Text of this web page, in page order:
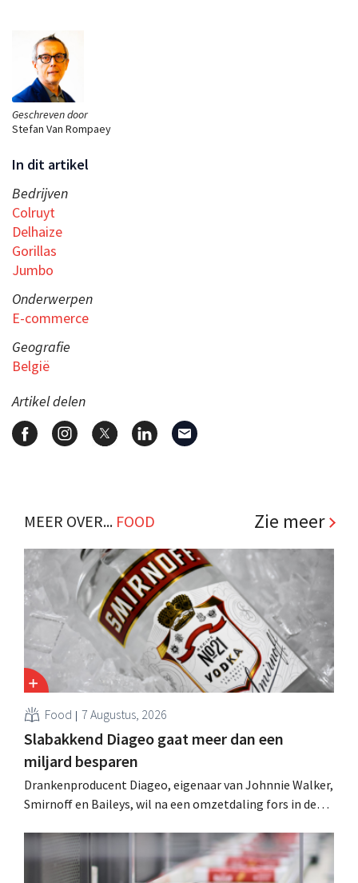
Geschreven door
Stefan Van Rompaey
In dit artikel
Bedrijven
Colruyt
Delhaize
Gorillas
Jumbo
Onderwerpen
E-commerce
Geografie
België
Artikel delen
MEER OVER... FOOD Zie meer
Food 7 Augustus, 2026
Slabakkend Diageo gaat meer dan een
miljard besparen
Drankenproducent Diageo, eigenaar van Johnnie Walker,
Smirnoff en Baileys, wil na een omzetdaling fors in de
andere Guiness en voorgemixte cocktails.